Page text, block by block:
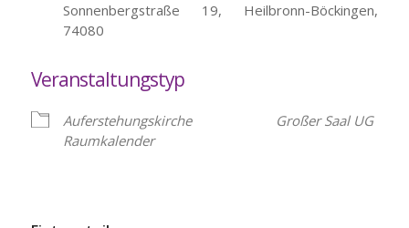
Sonnenbergstraße 19, Heilbronn-Böckingen,
74080
Veranstaltungstyp
Auferstehungskirche
Großer Saal UG
Raumkalender